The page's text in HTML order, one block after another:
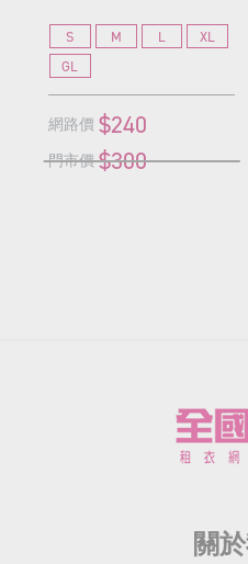
S M L
XL
GL
網路價 $240
門市價 $300
關